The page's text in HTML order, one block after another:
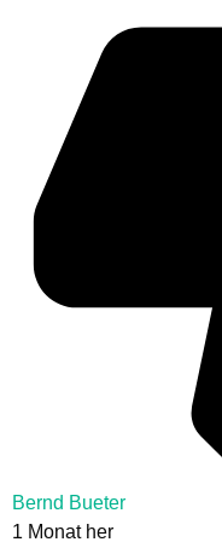
Bernd Bueter
1 Monat her